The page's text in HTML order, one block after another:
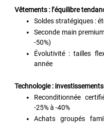
Vêtements : l’équilibre
Soldes stratégiques :
Seconde main
-50%)
Évolutivité : tailles
année
Technologie :
Reconditionnée
-25% à -40%
Achats groupés